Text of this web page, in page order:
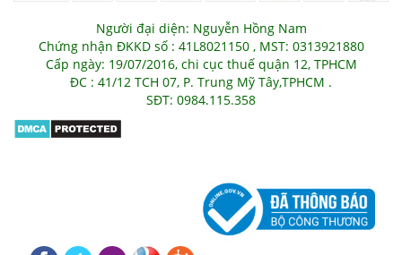
Người đại diện: Nguyễn Hồng Nam
Chứng nhận ĐKKD số : 41L8021150 , MST: 0313921880
Cấp ngày: 19/07/2016, chi cục thuế quận 12, TPHCM
ĐC : 41/12 TCH 07, P. Trung Mỹ Tây,TPHCM .
SĐT: 0984.115.358